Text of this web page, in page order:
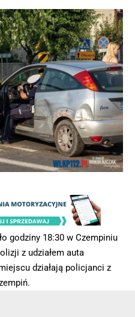
godziny 18:30 w Czempiniu
z udziałem auta
działają policjanci z